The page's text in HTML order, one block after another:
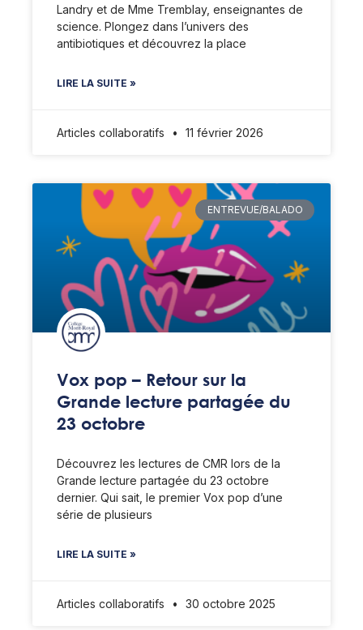
Landry et de Mme Tremblay, enseignantes de
science. Plongez dans l’univers des
antibiotiques et découvrez la place
LIRE LA SUITE »
Articles collaboratifs 11 février 2026
ENTREVUE/BALADO
Vox pop – Retour sur la
Grande lecture partagée du
23 octobre
Découvrez les lectures de CMR lors de la
Grande lecture partagée du 23 octobre
dernier. Qui sait, le premier Vox pop d’une
série de plusieurs
LIRE LA SUITE »
Articles collaboratifs 30 octobre 2025